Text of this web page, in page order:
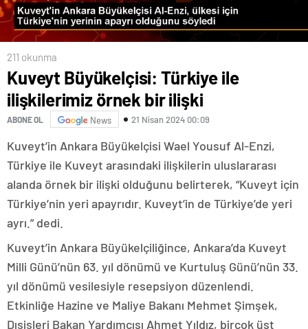
211 okunma
Kuveyt Büyükelçisi: Türkiye ile
ilişkilerimiz örnek bir ilişki
ABONE OL News 21 Nisan 2024 00:09
Kuveyt’in Ankara Büyükelçisi Wael Yousuf Al-Enzi,
Türkiye ile Kuveyt arasındaki ilişkilerin uluslararası
alanda örnek bir ilişki olduğunu belirterek, “Kuveyt için
Türkiye’nin yeri apayrıdır. Kuveyt’in de Türkiye’de yeri
ayrı.” dedi.
Kuveyt’in Ankara Büyükelçiliğince, Ankara’da Kuveyt
Milli Günü’nün 63. yıl dönümü ve Kurtuluş Günü’nün 33.
yıl dönümü vesilesiyle resepsiyon düzenlendi.
Etkinliğe Hazine ve Maliye Bakanı Mehmet Şimşek,
Dışişleri Bakan Yardımcısı Ahmet Yıldız, birçok üst